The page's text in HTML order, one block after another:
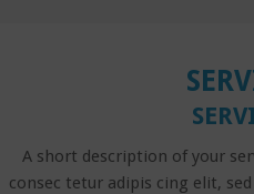
A short description of your
consec tetur adipis cing elit,